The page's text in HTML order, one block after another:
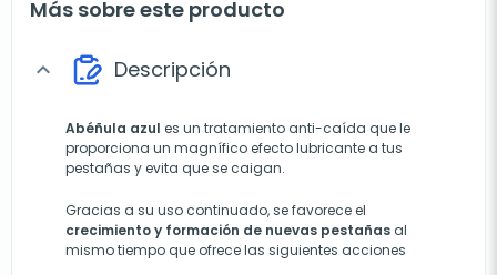
Más sobre este producto
expand_more Descripción
Abéñula azul es un tratamiento anti-caída que le
proporciona un magnífico efecto lubricante a tus
pestañas y evita que se caigan.
Gracias a su uso continuado, se favorece el
crecimiento y formación de nuevas pestañas al
mismo tiempo que ofrece las siguientes acciones